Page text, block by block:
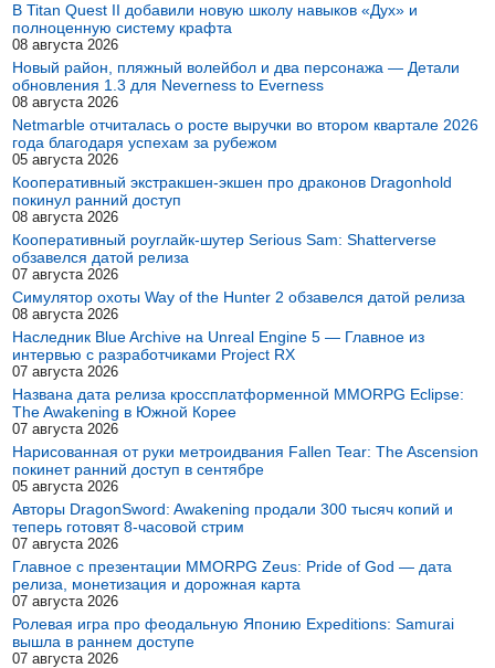
В Titan Quest II добавили новую школу навыков «Дух» и
полноценную систему крафта
08 августа 2026
Новый район, пляжный волейбол и два персонажа — Детали
обновления 1.3 для Neverness to Everness
08 августа 2026
Netmarble отчиталась о росте выручки во втором квартале 2026
года благодаря успехам за рубежом
05 августа 2026
Кооперативный экстракшен-экшен про драконов Dragonhold
покинул ранний доступ
08 августа 2026
Кооперативный роуглайк-шутер Serious Sam: Shatterverse
обзавелся датой релиза
07 августа 2026
Симулятор охоты Way of the Hunter 2 обзавелся датой релиза
08 августа 2026
Наследник Blue Archive на Unreal Engine 5 — Главное из
интервью с разработчиками Project RX
07 августа 2026
Названа дата релиза кроссплатформенной MMORPG Eclipse:
The Awakening в Южной Корее
07 августа 2026
Нарисованная от руки метроидвания Fallen Tear: The Ascension
покинет ранний доступ в сентябре
05 августа 2026
Авторы DragonSword: Awakening продали 300 тысяч копий и
теперь готовят 8-часовой стрим
07 августа 2026
Главное с презентации MMORPG Zeus: Pride of God — дата
релиза, монетизация и дорожная карта
07 августа 2026
Ролевая игра про феодальную Японию Expeditions: Samurai
вышла в раннем доступе
07 августа 2026